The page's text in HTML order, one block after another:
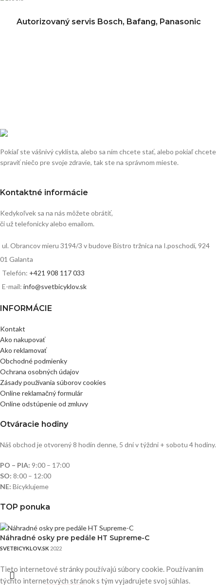
Autorizovaný servis Bosch, Bafang, Panasonic
Pokiaľ ste vášnivý cyklista, alebo sa ním chcete stať, alebo pokiaľ chcete
spraviť niečo pre svoje zdravie, tak ste na správnom mieste.
Kontaktné informácie
Kedykoľvek sa na nás môžete obrátiť,
či už telefonicky alebo emailom.
ul. Obrancov mieru 3194/3 v budove Bistro tržnica na I.poschodí, 924
01 Galanta
Telefón: +421 908 117 033
E-mail: info@svetbicyklov.sk
INFORMÁCIE
Kontakt
Ako nakupovať
Ako reklamovať
Obchodné podmienky
Ochrana osobných údajov
Zásady používania súborov cookies
Online reklamačný formulár
Online odstúpenie od zmluvy
Otváracie hodiny
Náš obchod je otvorený 8 hodín denne, 5 dní v týždni + sobotu 4 hodiny.
PO – PIA: 9:00 – 17:00
SO: 8:00 – 12:00
NE: Bicyklujeme
TOP ponuka
Náhradné osky pre pedále HT Supreme-C
SVETBICYKLOV.SK 2022
Tieto internetové stránky používajú súbory cookie. Používaním
týchto internetových stránok s tým vyjadrujete svoj súhlas.